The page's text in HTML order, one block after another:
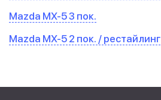
Mazda MX-5 3 пок.
Mazda MX-5 2 пок. / рестайлинг